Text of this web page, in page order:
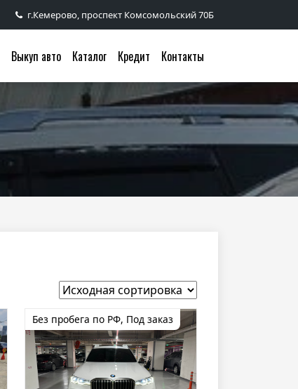
г.Кемерово, проспект Комсомольский 70Б
Выкуп авто Каталог Кредит Контакты
Без пробега по РФ, Под заказ